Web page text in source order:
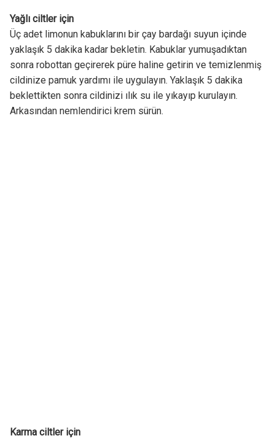
Yağlı ciltler için
Üç adet limonun kabuklarını bir çay bardağı suyun içinde
yaklaşık 5 dakika kadar bekletin. Kabuklar yumuşadıktan
sonra robottan geçirerek püre haline getirin ve temizlenmiş
cildinize pamuk yardımı ile uygulayın. Yaklaşık 5 dakika
beklettikten sonra cildinizi ılık su ile yıkayıp kurulayın.
Arkasından nemlendirici krem sürün.
Karma ciltler için